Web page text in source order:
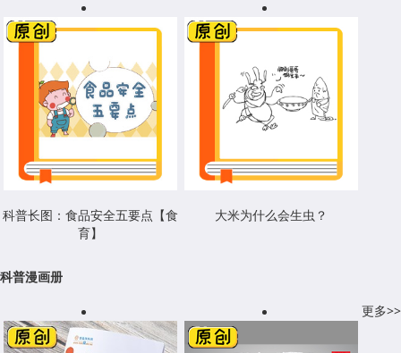
科普长图：食品安全五要点【食
育】
大米为什么会生虫？
科普漫画册
更多>>